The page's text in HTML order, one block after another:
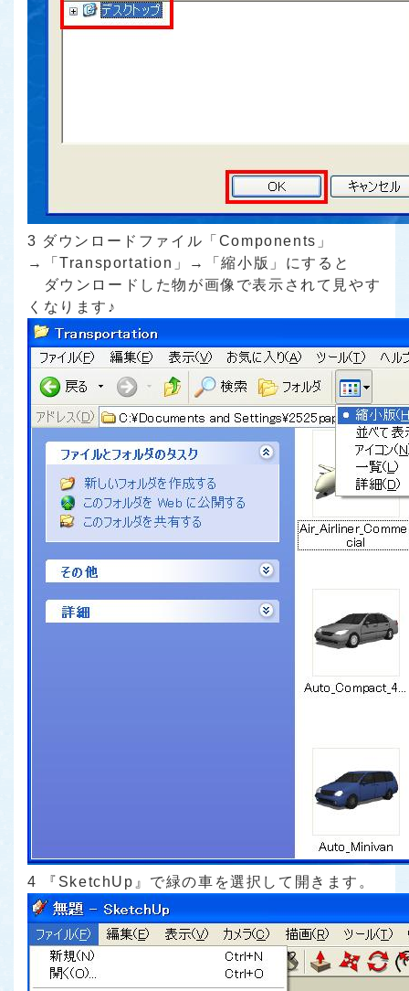
3 ダウンロードファイル「Components」
→「Transportation」→「縮小版」にすると
ダウンロードした物が画像で表示されて見やす
くなります♪
4 『SketchUp』で緑の車を選択して開きます。